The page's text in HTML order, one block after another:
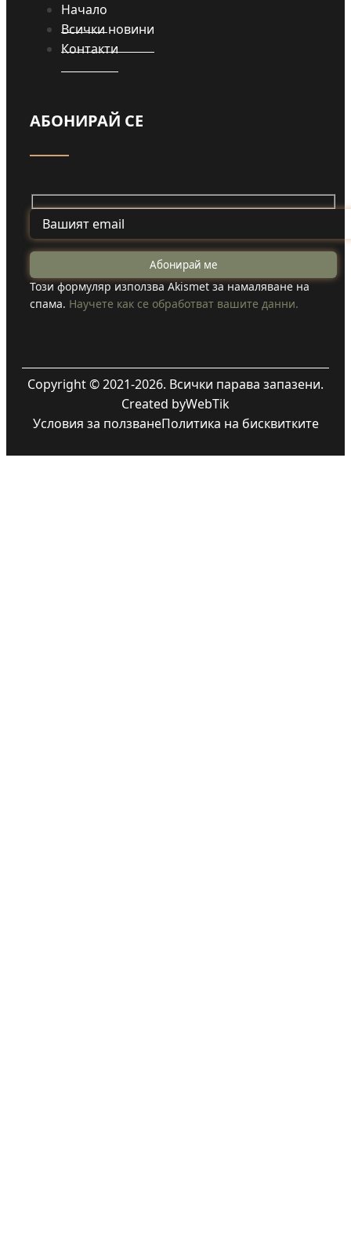
Начало
Всички новини
Контакти
АБОНИРАЙ СЕ
Този формуляр използва Akismet за намаляване на
спама. Научете как се обработват вашите данни.
Copyright © 2021-2026. Всички парава запазени.
Created byWebTik
Условия за ползванеПолитика на бисквитките